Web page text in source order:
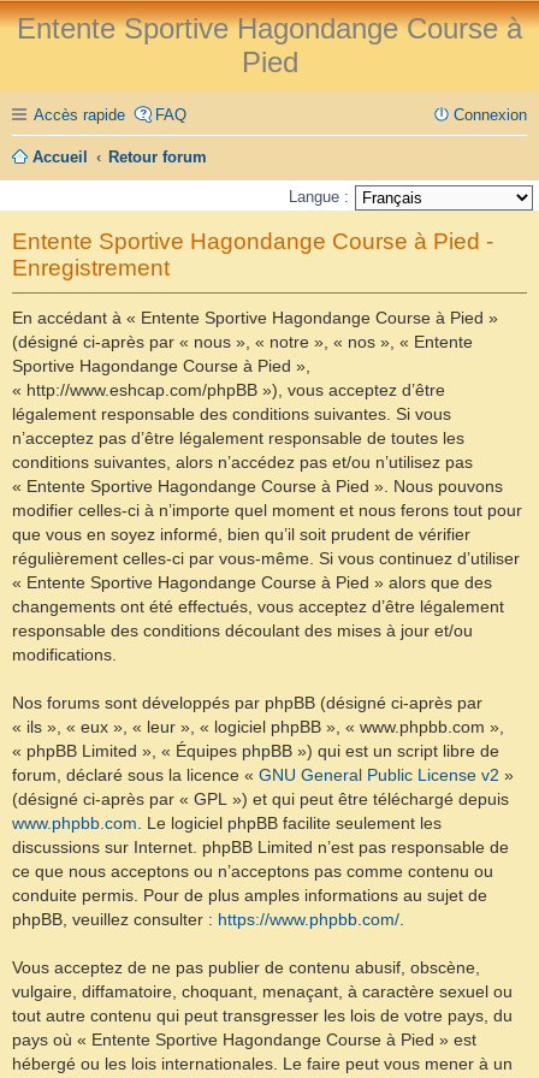
Entente Sportive Hagondange Course à
Pied
Accès rapide FAQ Connexion
Accueil Retour forum
Langue :
Entente Sportive Hagondange Course à Pied -
Enregistrement
En accédant à « Entente Sportive Hagondange Course à Pied »
(désigné ci-après par « nous », « notre », « nos », « Entente
Sportive Hagondange Course à Pied »,
« http://www.eshcap.com/phpBB »), vous acceptez d’être
légalement responsable des conditions suivantes. Si vous
n’acceptez pas d’être légalement responsable de toutes les
conditions suivantes, alors n’accédez pas et/ou n’utilisez pas
« Entente Sportive Hagondange Course à Pied ». Nous pouvons
modifier celles-ci à n’importe quel moment et nous ferons tout pour
que vous en soyez informé, bien qu’il soit prudent de vérifier
régulièrement celles-ci par vous-même. Si vous continuez d’utiliser
« Entente Sportive Hagondange Course à Pied » alors que des
changements ont été effectués, vous acceptez d’être légalement
responsable des conditions découlant des mises à jour et/ou
modifications.
Nos forums sont développés par phpBB (désigné ci-après par
« ils », « eux », « leur », « logiciel phpBB », « www.phpbb.com »,
« phpBB Limited », « Équipes phpBB ») qui est un script libre de
forum, déclaré sous la licence « GNU General Public License v2 »
(désigné ci-après par « GPL ») et qui peut être téléchargé depuis
www.phpbb.com . Le logiciel phpBB facilite seulement les
discussions sur Internet. phpBB Limited n’est pas responsable de
ce que nous acceptons ou n’acceptons pas comme contenu ou
conduite permis. Pour de plus amples informations au sujet de
phpBB, veuillez consulter : https://www.phpbb.com/
Vous acceptez de ne pas publier de contenu abusif, obscène,
vulgaire, diffamatoire, choquant, menaçant, à caractère sexuel ou
tout autre contenu qui peut transgresser les lois de votre pays, du
pays où « Entente Sportive Hagondange Course à Pied » est
hébergé ou les lois internationales. Le faire peut vous mener à un